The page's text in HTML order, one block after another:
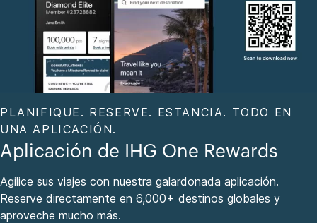
PLANIFIQUE. RESERVE. ESTANCIA. TODO EN
UNA APLICACIÓN.
Aplicación de IHG One Rewards
Agilice sus viajes con nuestra galardonada aplicación.
Reserve directamente en 6,000+ destinos globales y
aproveche mucho más.